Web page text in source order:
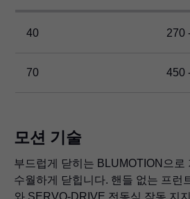
40 270
70 450
모션 기술
부드럽게 닫히는 BLUMOTION으로
수월하게 닫힙니다. 핸들 없는 프런
와 SERVO-DRIVE 전동식 작동 지